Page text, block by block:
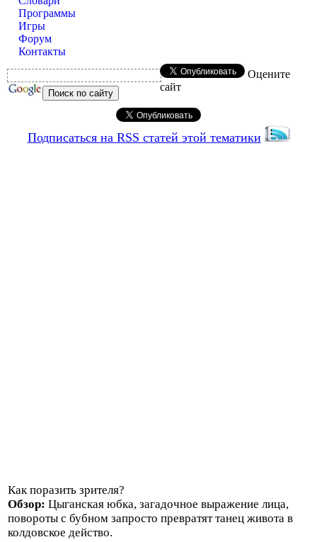
Программы
Игры
Форум
Контакты
Оцените
сайт
Подписаться на RSS статей этой тематики
Как поразить зрителя?
Обзор: Цыганская юбка, загадочное выражение лица,
повороты с бубном запросто превратят танец живота в
колдовское действо.